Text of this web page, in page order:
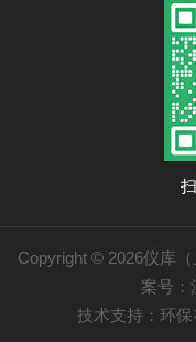
Copyright © 2026仪库
案号：
技术支持：环保